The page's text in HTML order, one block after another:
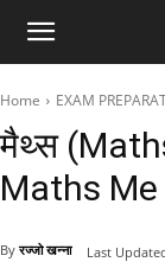
Home EXAM
मैथ्स
Maths Me
By रज्जो खन्ना Last